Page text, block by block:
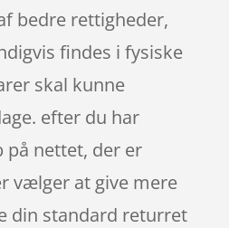
bedre rettigheder,
findes i fysiske
skal kunne
efter du har
nettet, der er
vælger at give mere
din standard returret